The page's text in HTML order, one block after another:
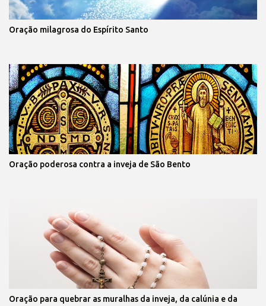
Oração milagrosa do Espírito Santo
Oração poderosa contra a inveja de São Bento
Oração para quebrar as muralhas da inveja, da calúnia e da